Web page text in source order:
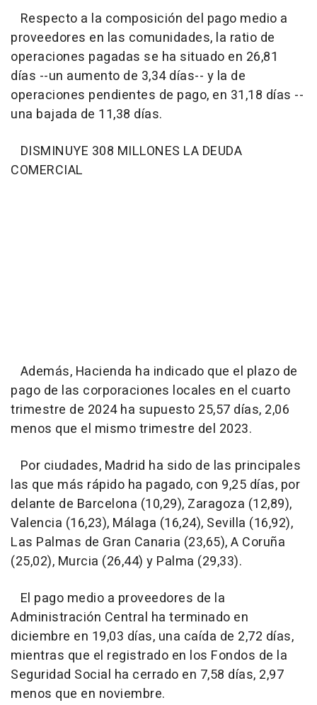
Respecto a la composición del pago medio a
proveedores en las comunidades, la ratio de
operaciones pagadas se ha situado en 26,81
días --un aumento de 3,34 días-- y la de
operaciones pendientes de pago, en 31,18 días --
una bajada de 11,38 días.
DISMINUYE 308 MILLONES LA DEUDA
COMERCIAL
Además, Hacienda ha indicado que el plazo de
pago de las corporaciones locales en el cuarto
trimestre de 2024 ha supuesto 25,57 días, 2,06
menos que el mismo trimestre del 2023.
Por ciudades, Madrid ha sido de las principales
las que más rápido ha pagado, con 9,25 días, por
delante de Barcelona (10,29), Zaragoza (12,89),
Valencia (16,23), Málaga (16,24), Sevilla (16,92),
Las Palmas de Gran Canaria (23,65), A Coruña
(25,02), Murcia (26,44) y Palma (29,33).
El pago medio a proveedores de la
Administración Central ha terminado en
diciembre en 19,03 días, una caída de 2,72 días,
mientras que el registrado en los Fondos de la
Seguridad Social ha cerrado en 7,58 días, 2,97
menos que en noviembre.